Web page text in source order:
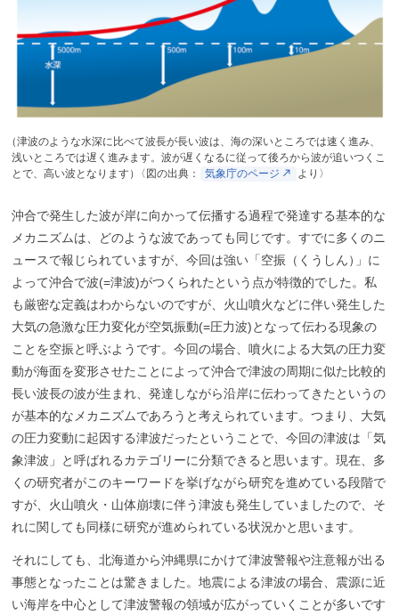
（津波のような水深に比べて波長が長い波は、海の深いところでは速く進み、
浅いところでは遅く進みます。波が遅くなるに従って後ろから波が追いつくこ
とで、高い波となります） 〈図の出典： 気象庁のページ より〉
沖合で発生した波が岸に向かって伝播する過程で発達する基本的な
メカニズムは、どのような波であっても同じです。すでに多くのニ
ュースで報じられていますが、今回は強い「空振（くうしん） 」に
よって沖合で波(=津波)がつくられたという点が特徴的でした。私
も厳密な定義はわからないのですが、火山噴火などに伴い発生した
大気の急激な圧力変化が空気振動(=圧力波)となって伝わる現象の
ことを空振と呼ぶようです。今回の場合、噴火による大気の圧力変
動が海面を変形させたことによって沖合で津波の周期に似た比較的
長い波長の波が生まれ、発達しながら沿岸に伝わってきたというの
が基本的なメカニズムであろうと考えられています。つまり、大気
の圧力変動に起因する津波だったということで、今回の津波は「気
象津波」と呼ばれるカテゴリーに分類できると思います。現在、多
くの研究者がこのキーワードを挙げながら研究を進めている段階で
すが、火山噴火・山体崩壊に伴う津波も発生していましたので、そ
れに関しても同様に研究が進められている状況かと思います。
それにしても、北海道から沖縄県にかけて津波警報や注意報が出る
事態となったことは驚きました。地震による津波の場合、震源に近
い海岸を中心として津波警報の領域が広がっていくことが多いです